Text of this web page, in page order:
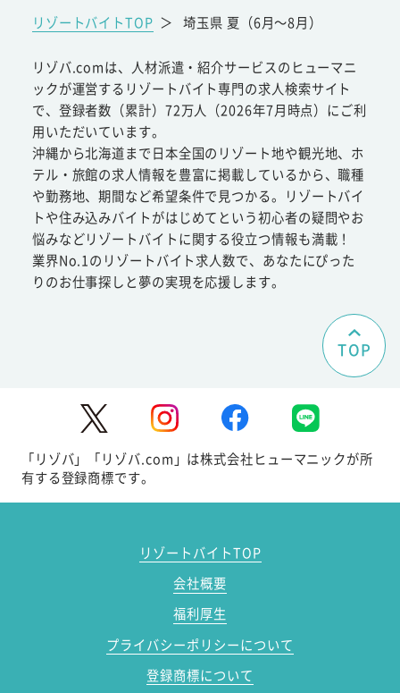
リゾートバイトTOP ＞ 埼玉県 夏（6月～8月）
リゾバ.comは、人材派遣・紹介サービスのヒューマニ
ックが運営するリゾートバイト専門の求人検索サイト
で、登録者数（累計）72万人（2026年7月時点）にご利
用いただいています。
沖縄から北海道まで日本全国のリゾート地や観光地、ホ
テル・旅館の求人情報を豊富に掲載しているから、職種
や勤務地、期間など希望条件で見つかる。リゾートバイ
トや住み込みバイトがはじめてという初心者の疑問やお
悩みなどリゾートバイトに関する役立つ情報も満載！
業界No.1のリゾートバイト求人数で、あなたにぴった
りのお仕事探しと夢の実現を応援します。
TOP
「リゾバ」「リゾバ.com」は株式会社ヒューマニックが所
有する登録商標です。
リゾートバイトTOP
会社概要
福利厚生
プライバシーポリシーについて
登録商標について